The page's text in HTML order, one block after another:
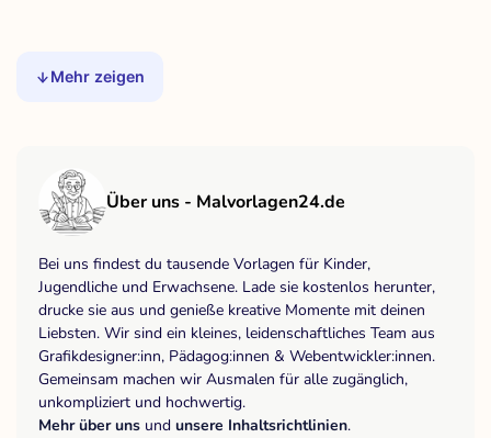
Mehr zeigen
Über uns - Malvorlagen24.de
Bei uns findest du tausende Vorlagen für Kinder,
Jugendliche und Erwachsene. Lade sie kostenlos herunter,
drucke sie aus und genieße kreative Momente mit deinen
Liebsten. Wir sind ein kleines, leidenschaftliches Team aus
Grafikdesigner:inn, Pädagog:innen & Webentwickler:innen.
Gemeinsam machen wir Ausmalen für alle zugänglich,
unkompliziert und hochwertig.
Mehr über uns und unsere Inhaltsrichtlinien.